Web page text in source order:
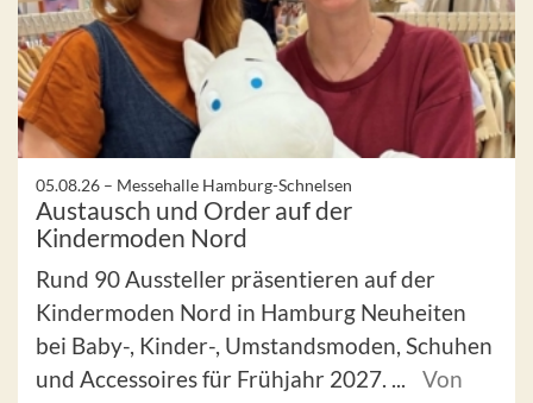
05.08.26 – Messehalle Hamburg-Schnelsen
Austausch und Order auf der
Kindermoden Nord
Rund 90 Aussteller präsentieren auf der
Kindermoden Nord in Hamburg Neuheiten
bei Baby-, Kinder-, Umstandsmoden, Schuhen
und Accessoires für Frühjahr 2027. ...
Von